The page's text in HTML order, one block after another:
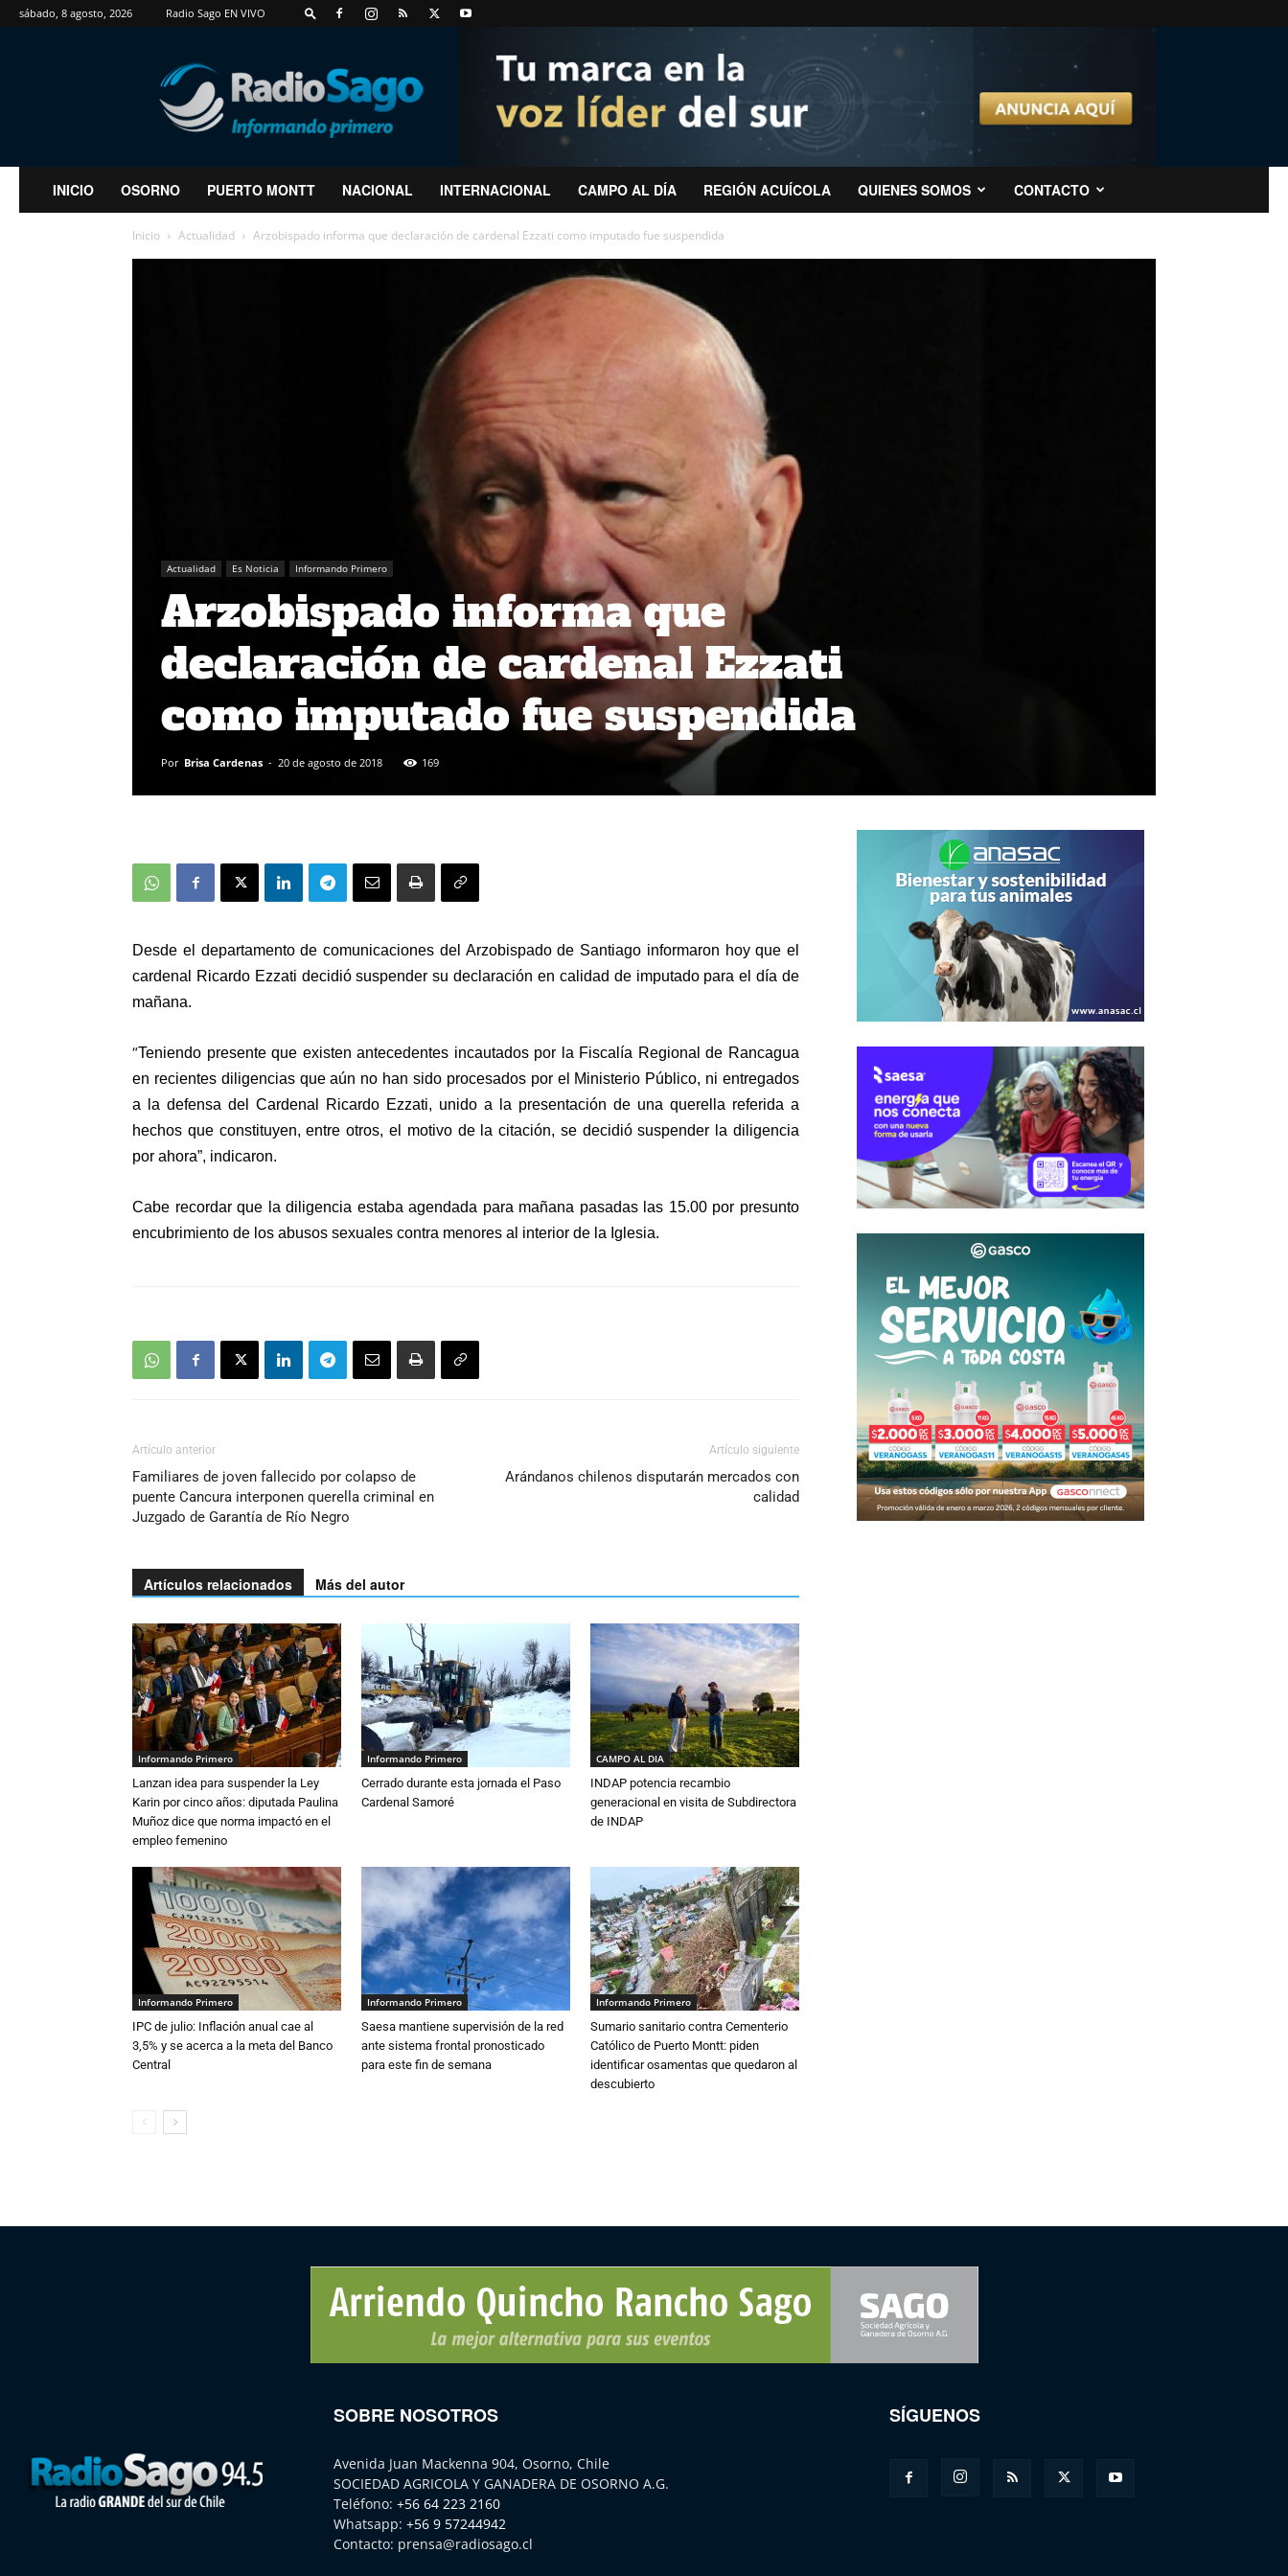
sábado, 8 agosto, 2026 Radio Sago EN VIVO
RadioSago
INICIO OSORNO PUERTO MONTT NACIONAL INTERNACIONAL CAMPO AL DÍA REGIÓN ACUÍCOLA QUIENES SOMOS CONTACTO
Inicio Actualidad Arzobispado informa que declaración de cardenal Ezzati como imputado fue suspendida
Actualidad Es Noticia Informando Primero
Arzobispado informa que
declaración de cardenal Ezzati
como imputado fue suspendida
Por Brisa Cardenas - 20 de agosto de 2018 169
Desde el departamento de comunicaciones del Arzobispado de Santiago informaron hoy que el
cardenal Ricardo Ezzati decidió suspender su declaración en calidad de imputado para el día de
mañana.
“Teniendo presente que existen antecedentes incautados por la Fiscalía Regional de Rancagua
en recientes diligencias que aún no han sido procesados por el Ministerio Público, ni entregados
a la defensa del Cardenal Ricardo Ezzati, unido a la presentación de una querella referida a
hechos que constituyen, entre otros, el motivo de la citación, se decidió suspender la diligencia
por ahora”, indicaron.
Cabe recordar que la diligencia estaba agendada para mañana pasadas las 15.00 por presunto
encubrimiento de los abusos sexuales contra menores al interior de la Iglesia.
Artículo anterior
Familiares de joven fallecido por colapso de
puente Cancura interponen querella criminal en
Juzgado de Garantía de Río Negro
Artículo siguiente
Arándanos chilenos disputarán mercados con
calidad
Artículos relacionados Más del autor
Informando Primero
Lanzan idea para suspender la Ley
Karin por cinco años: diputada Paulina
Muñoz dice que norma impactó en el
empleo femenino
Informando Primero
Cerrado durante esta jornada el Paso
Cardenal Samoré
CAMPO AL DIA
INDAP potencia recambio
generacional en visita de Subdirectora
de INDAP
Informando Primero
IPC de julio: Inflación anual cae al
3,5% y se acerca a la meta del Banco
Central
Informando Primero
Saesa mantiene supervisión de la red
ante sistema frontal pronosticado
para este fin de semana
Informando Primero
Sumario sanitario contra Cementerio
Católico de Puerto Montt: piden
identificar osamentas que quedaron al
descubierto
SOBRE NOSOTROS
Avenida Juan Mackenna 904, Osorno, Chile
SOCIEDAD AGRICOLA Y GANADERA DE OSORNO A.G.
Teléfono: +56 64 223 2160
Whatsapp: +56 9 57244942
Contacto: prensa@radiosago.cl
SÍGUENOS